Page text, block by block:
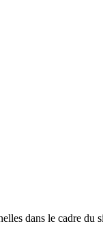
dans le cadre du